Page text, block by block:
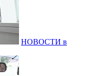
НОВОСТИ в